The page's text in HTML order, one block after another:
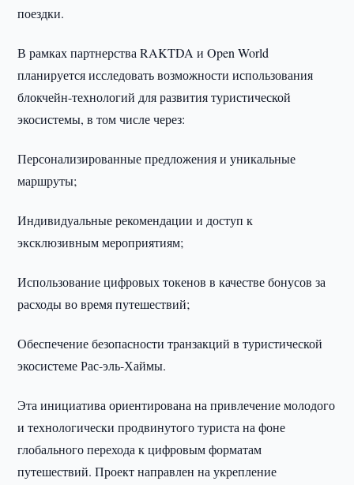
поездки.
В рамках партнерства RAKTDA и Open World
планируется исследовать возможности использования
блокчейн-технологий для развития туристической
экосистемы, в том числе через:
Персонализированные предложения и уникальные
маршруты;
Индивидуальные рекомендации и доступ к
эксклюзивным мероприятиям;
Использование цифровых токенов в качестве бонусов за
расходы во время путешествий;
Обеспечение безопасности транзакций в туристической
экосистеме Рас-эль-Хаймы.
Эта инициатива ориентирована на привлечение молодого
и технологически продвинутого туриста на фоне
глобального перехода к цифровым форматам
путешествий. Проект направлен на укрепление